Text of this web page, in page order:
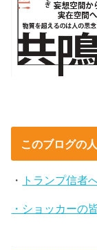
このブログの
・ トランプ信
・ショッカーの